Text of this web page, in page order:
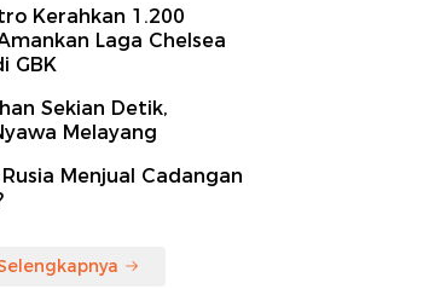
Kerahkan 1.200
Laga Chelsea
GBK
Sekian Detik,
Melayang
Menjual Cadangan